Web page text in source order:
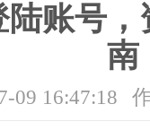
账号
南
09 16:47:18